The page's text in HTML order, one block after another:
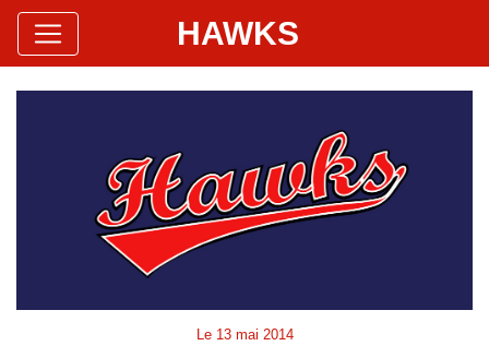
Hawks Baseball Softball
Site Officiel HAWKS
Le 13 mai 2014